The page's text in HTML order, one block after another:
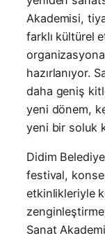
Akademisi,
farklı kültürel
hazırlanıyor.
daha geniş
yeni dönem,
yeni bir soluk
Didim
festival,
etkinlikleriyle
Sanat